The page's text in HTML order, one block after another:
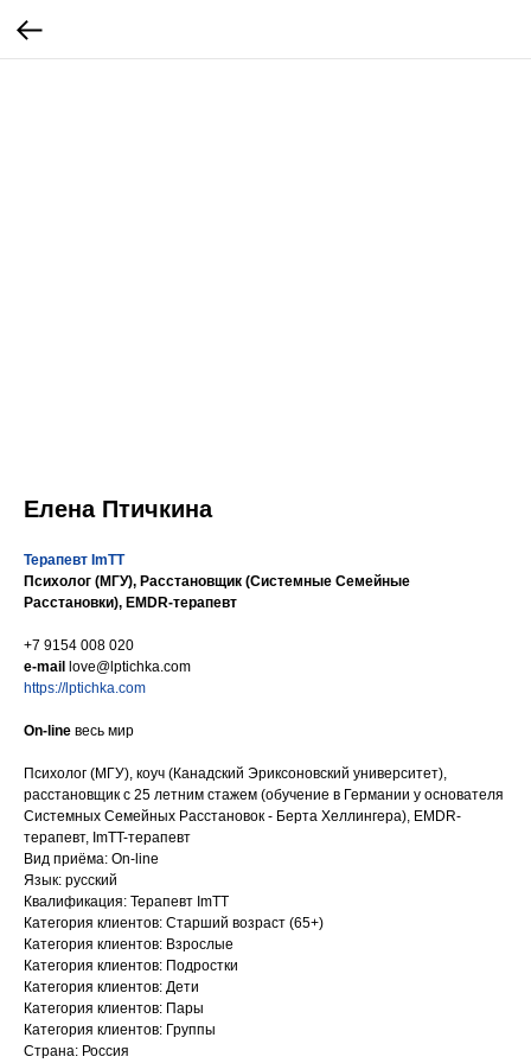
Елена Птичкина
Терапевт ImTT
Психолог (МГУ), Расстановщик (Системные Семейные
Расстановки), EMDR-терапевт
+7 9154 008 020
e-mail
love@lptichka.com
https://lptichka.com
On-line весь мир
​Психолог (МГУ), коуч (Канадский Эриксоновский университет),
расстановщик с 25 летним стажем (обучение в Германии у основателя
Системных Семейных Расстановок - Берта Хеллингера), EMDR-
терапевт, ImTT-терапевт
Вид приёма: On-line
Язык: русский
Квалификация: Терапевт ImTT
Категория клиентов: Старший возраст (65+)
Категория клиентов: Взрослые
Категория клиентов: Подростки
Категория клиентов: Дети
Категория клиентов: Пары
Категория клиентов: Группы
Страна: Россия